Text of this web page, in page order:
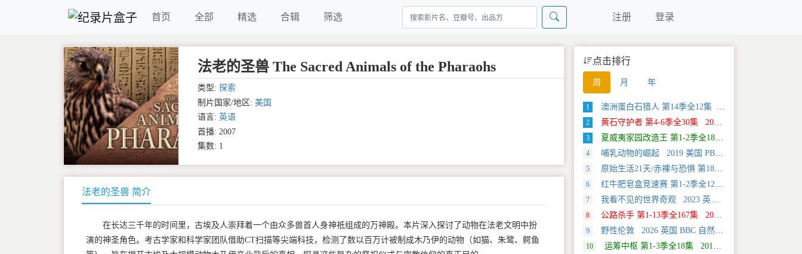
首页 全部 精选 合辑 筛选 注册 登录
法老的圣兽 The Sacred Animals of the Pharaohs
类型: 探索
制片国家/地区: 美国
语言: 英语
首播: 2007
集数: 1
法老的圣兽 简介
在长达三千年的时间里，古埃及人崇拜着一个由众多兽首人身神祇组成的万神殿。本片深入探讨了动物在法老文明中扮
演的神圣角色。考古学家和科学家团队借助CT扫描等尖端科技，检测了数以百万计被制成木乃伊的动物（如猫、朱鹭、鳄鱼
点击排行
周 月 年
1 澳洲蛋白石猎人 第14季全12集 2025 美国 Discovery 真人秀&舞台类纪录片
2 黄石守护者 第4-6季全30集 2024 美国 Discovery 真人秀&舞台类纪录片
3 夏威夷家园改造王 第1-2季全18集 2024 美国 HGTV 真人秀&舞台类纪录片
4 哺乳动物的崛起 2019 美国 PBS 自然类纪录片
5 原始生活21天/赤裸与恐惧 第18季全12集 2025 美国 Discovery 真人秀&舞台类纪录片
6 红牛肥皂盒竞速赛 第1-2季全12集 2025 美国 Discovery 运动类纪录片
7 我看不见的世界奇观 2023 英国 旅行类纪录片
8 公路杀手 第1-13季全167集 2012 美国 真人秀&舞台类纪录片
9 野性伦敦 2026 英国 BBC 自然类纪录片
10 运筹中枢 第1-3季全18集 2013 美国 Discovery 科学类纪录片